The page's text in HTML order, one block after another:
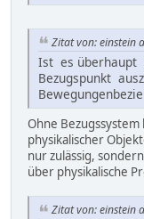
Zitat von: einstein
Ist es überhaupt
Bezugspunkt
Ohne
physikalischer
nur zulässig,
über physikalische
Zitat von: einstein